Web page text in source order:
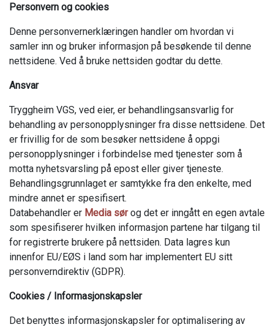
Personvern og cookies
Denne personvernerklæringen handler om hvordan vi
samler inn og bruker informasjon på besøkende til denne
nettsidene. Ved å bruke nettsiden godtar du dette.
Ansvar
Tryggheim VGS, ved eier, er behandlingsansvarlig for
behandling av personopplysninger fra disse nettsidene. Det
er frivillig for de som besøker nettsidene å oppgi
personopplysninger i forbindelse med tjenester som å
motta nyhetsvarsling på epost eller giver tjeneste.
Behandlingsgrunnlaget er samtykke fra den enkelte, med
mindre annet er spesifisert.
Databehandler er Media sørog det er inngått en egen avtale
som spesifiserer hvilken informasjon partene har tilgang til
for registrerte brukere på nettsiden. Data lagres kun
innenfor EU/EØS i land som har implementert EU sitt
personverndirektiv (GDPR).
Cookies / Informasjonskapsler
Det benyttes informasjonskapsler for optimalisering av